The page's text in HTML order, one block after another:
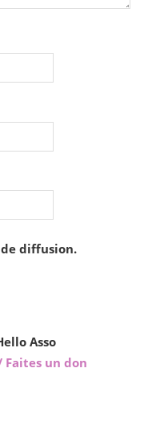
diffusion.
Asso
Faites un don